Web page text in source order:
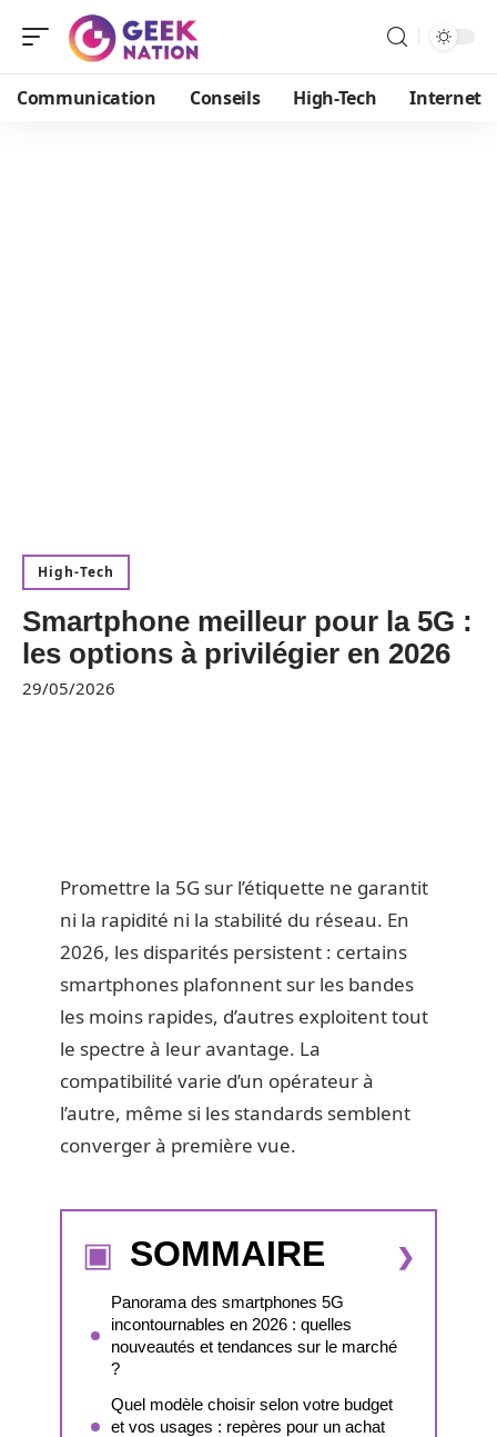
Communication Conseils High-Tech Internet
High-Tech
Smartphone meilleur pour la 5G :
les options à privilégier en 2026
29/05/2026
Promettre la 5G sur l’étiquette ne garantit
ni la rapidité ni la stabilité du réseau. En
2026, les disparités persistent : certains
smartphones plafonnent sur les bandes
les moins rapides, d’autres exploitent tout
le spectre à leur avantage. La
compatibilité varie d’un opérateur à
l’autre, même si les standards semblent
converger à première vue.
SOMMAIRE
Panorama des smartphones 5G
incontournables en 2026 : quelles
nouveautés et tendances sur le marché
?
Quel modèle choisir selon votre budget
et vos usages : repères pour un achat